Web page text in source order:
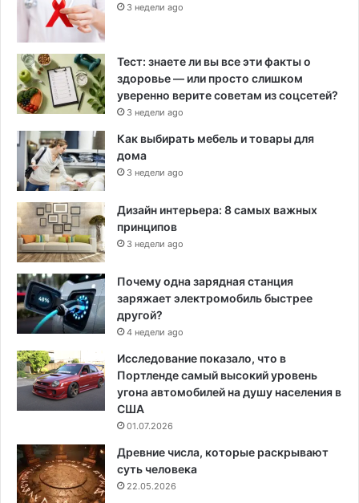
3 недели ago
Тест: знаете ли вы все эти факты о
здоровье — или просто слишком
уверенно верите советам из соцсетей?
3 недели ago
Как выбирать мебель и товары для
дома
3 недели ago
Дизайн интерьера: 8 самых важных
принципов
3 недели ago
Почему одна зарядная станция
заряжает электромобиль быстрее
другой?
4 недели ago
Исследование показало, что в
Портленде самый высокий уровень
угона автомобилей на душу населения в
США
01.07.2026
Древние числа, которые раскрывают
суть человека
22.05.2026